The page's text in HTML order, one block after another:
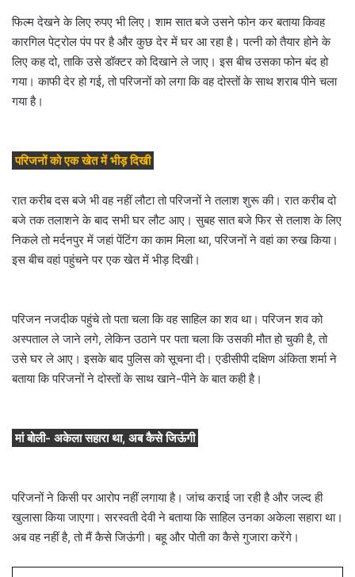
फिल्म देखने के लिए रुपए भी लिए। शाम सात बजे उसने फोन कर बताया किवह
कारगिल पेट्रोल पंप पर है और कुछ देर में घर आ रहा है। पत्नी को तैयार होने के
लिए कह दो, ताकि उसे डॉक्टर को दिखाने ले जाए। इस बीच उसका फोन बंद हो
गया। काफी देर हो गई, तो परिजनों को लगा कि वह दोस्तों के साथ शराब पीने चला
गया है।
परिजनों को एक खेत में भीड़ दिखी
रात करीब दस बजे भी वह नहीं लौटा तो परिजनों ने तलाश शुरू की। रात करीब दो
बजे तक तलाशने के बाद सभी घर लौट आए। सुबह सात बजे फिर से तलाश के लिए
निकले तो मर्दनपुर में जहां पेंटिंग का काम मिला था, परिजनों ने वहां का रुख किया।
इस बीच वहां पहुंचने पर एक खेत में भीड़ दिखी।
परिजन नजदीक पहुंचे तो पता चला कि वह साहिल का शव था। परिजन शव को
अस्पताल ले जाने लगे, लेकिन उठाने पर पता चला कि उसकी मौत हो चुकी है, तो
उसे घर ले आए। इसके बाद पुलिस को सूचना दी। एडीसीपी दक्षिण अंकिता शर्मा ने
बताया कि परिजनों ने दोस्तों के साथ खाने-पीने के बात कही है।
मां बोली- अकेला सहारा था, अब कैसे जिऊंगी
परिजनों ने किसी पर आरोप नहीं लगाया है। जांच कराई जा रही है और जल्द ही
खुलासा किया जाएगा। सरस्वती देवी ने बताया कि साहिल उनका अकेला सहारा था।
अब वह नहीं है, तो मैं कैसे जिऊंगी। बहू और पोती का कैसे गुजारा करेंगे।